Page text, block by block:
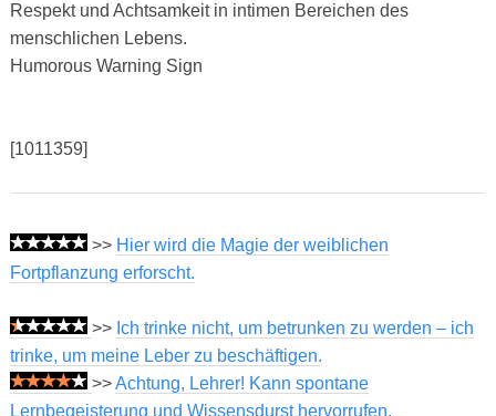
Respekt und Achtsamkeit in intimen Bereichen des
menschlichen Lebens.
Humorous Warning Sign
[1011359]
>> Hier wird die Magie der weiblichen
Fortpflanzung erforscht.
>> Ich trinke nicht, um betrunken zu werden – ich
trinke, um meine Leber zu beschäftigen.
>>Achtung, Lehrer! Kann spontane
Lernbegeisterung und Wissensdurst hervorrufen.